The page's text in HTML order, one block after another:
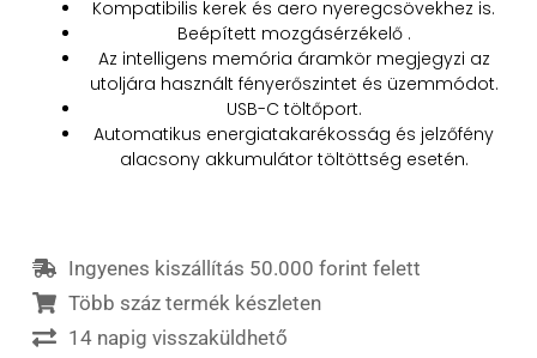
Kompatibilis kerek és aero nyeregcsövekhez is.
Beépített mozgásérzékelő .
Az intelligens memória áramkör megjegyzi az
utoljára használt fényerőszintet és üzemmódot.
USB-C töltőport.
Automatikus energiatakarékosság és jelzőfény
alacsony akkumulátor töltöttség esetén.
Ingyenes kiszállítás 50.000 forint felett
Több száz termék készleten
14 napig visszaküldhető